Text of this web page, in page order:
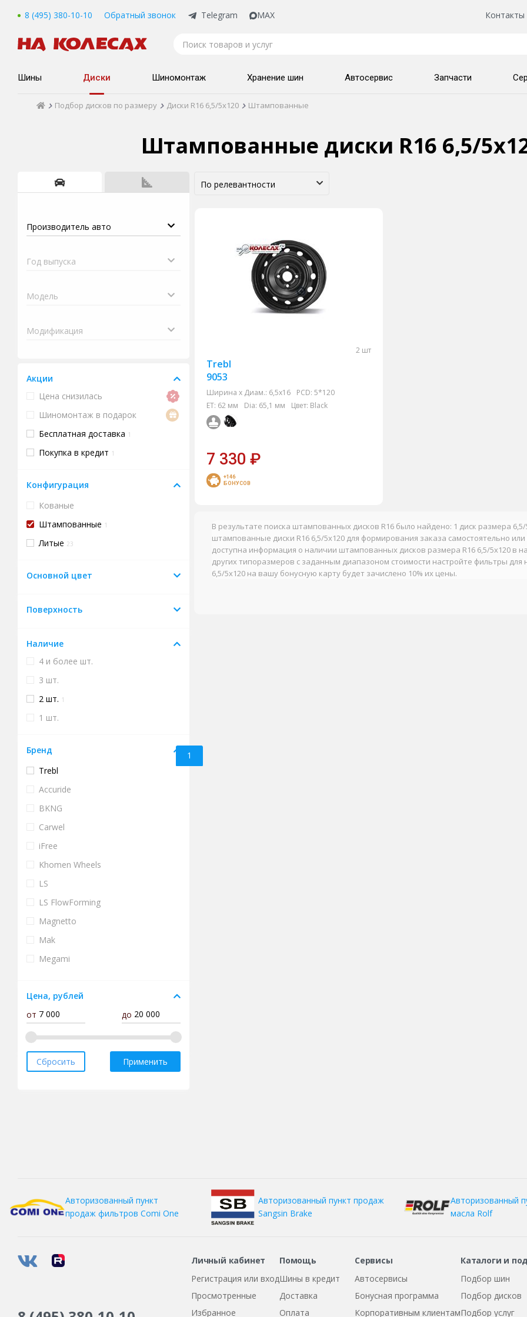
8 (495) 380-10-10 Обратный звонок Telegram MAX Контакты
Шины Диски Шиномонтаж Хранение шин Автосервис Запчасти
Подбор дисков по размеру Диски R16 6,5/5x120 Штампованные
Штампованные диски R16 6,5/
Акции
Цена снизилась
Шиномонтаж в подарок
Бесплатная доставка 1
Покупка в кредит 1
Конфигурация
Кованые
Штампованные 1
Литые 23
Основной цвет
Поверхность
Наличие
4 и более шт.
3 шт.
2 шт. 1
1 шт.
Бренд
Trebl
Accuride
BKNG
Carwel
iFree
Khomen Wheels
LS
LS FlowForming
Magnetto
Mak
Megami
Next
Premium Series
Replay
RPLC
RST
Скад
Цена, рублей
от
до
Применить
Сбросить
1
2 шт
Trebl
9053
Ширина х Диам.: 6,5x16 PCD: 5*120
ET: 62 мм Dia: 65,1 мм Цвет: Black
7 330 ₽
+146
БОНУСОВ
В результате поиска штампованных дисков R16 было найдено: 1 диск размера
штампованные диски R16 6,5/5x120 для формирования заказа самостоятельно
доступна информация о наличии штампованных дисков размера R16 6,5/5x120 в
других типоразмеров с заданным диапазоном стоимости настройте фильтры
6,5/5x120 на вашу бонусную карту будет зачислено 10% их цены.
Авторизованный пункт
продаж фильтров Comi One
Авторизованный пункт продаж
Sangsin Brake
Авторизованный
масла Rolf
Личный кабинет
Регистрация или вход
Просмотренные
Избранное
Помощь
Шины в кредит
Доставка
Оплата
Сервисы
Автосервисы
Бонусная программа
Корпоративным клиентам
Каталоги и
Подбор шин
Подбор дисков
Подбор услуг